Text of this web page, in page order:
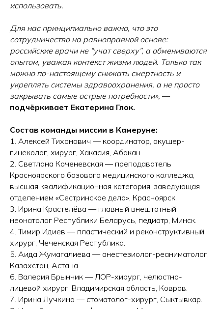
использовать.
Для нас принципиально важно, что это
сотрудничество на равноправной основе:
российские врачи не “учат сверху”, а обмениваются
опытом, уважая контекст жизни людей. Только так
можно по-настоящему снижать смертность и
укреплять системы здравоохранения, а не просто
закрывать самые острые потребности», —
подчёркивает Екатерина Глок.
Состав команды миссии в Камеруне:
1. Алексей Тихонович — координатор, акушер-
гинеколог, хирург, Хакасия, Абакан.
2. Светлана Коченевская — преподаватель
Красноярского базового медицинского колледжа,
высшая квалификационная категория, заведующая
отделением «Сестринское дело», Красноярск.
3. Ирина Крастелёва — главный внештатный
неонатолог Республики Беларусь, педиатр, Минск.
4. Тимир Идиев — пластический и реконструктивный
хирург, Чеченская Республика.
5. Аида Жумагалиева — анестезиолог-реаниматолог,
Казахстан, Астана.
6. Валерия Брынчик — ЛОР-хирург, челюстно-
лицевой хирург, Владимирская область, Ковров.
7. Ирина Лучкина — стоматолог-хирург, Сыктывкар.